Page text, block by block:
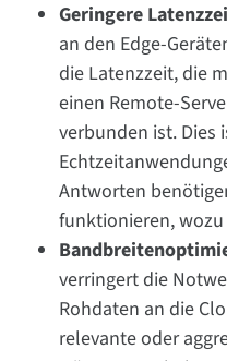
Geringere
an den Edge-
die Latenzzeit, die
einen Remote-
verbunden ist. Dies
Antworten
funktionieren,
verringert die
Rohdaten an die
relevante oder